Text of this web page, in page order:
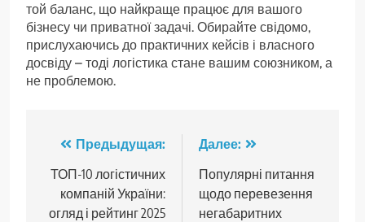
той баланс, що найкраще працює для вашого
бізнесу чи приватної задачі. Обирайте свідомо,
прислухаючись до практичних кейсів і власного
досвіду – тоді логістика стане вашим союзником, а
не проблемою.
Навигация
по
записям
Предыдущая:
ТОП-10 логістичних
компаній України:
огляд і рейтинг 2025
Далее:
Популярні питання
щодо перевезення
негабаритних